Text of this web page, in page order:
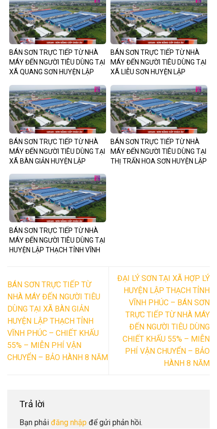
BÁN SƠN TRỰC TIẾP TỪ NHÀ
MÁY ĐẾN NGƯỜI TIÊU DÙNG TẠI
XÃ QUANG SƠN HUYỆN LẬP
CHIẾT KHẤU 55% – MIỄN PHÍ
VẬN CHUYỂN – BẢO HÀNH 8
NĂM
BÁN SƠN TRỰC TIẾP TỪ NHÀ
MÁY ĐẾN NGƯỜI TIÊU DÙNG TẠI
XÃ LIỄU SƠN HUYỆN LẬP
CHIẾT KHẤU 55% – MIỄN PHÍ
VẬN CHUYỂN – BẢO HÀNH 8
NĂM
BÁN SƠN TRỰC TIẾP TỪ NHÀ
MÁY ĐẾN NGƯỜI TIÊU DÙNG TẠI
XÃ BÀN GIẢN HUYỆN LẬP
CHIẾT KHẤU 55% – MIỄN PHÍ
VẬN CHUYỂN – BẢO HÀNH 8
NĂM
BÁN SƠN TRỰC TIẾP TỪ NHÀ
MÁY ĐẾN NGƯỜI TIÊU DÙNG TẠI
THỊ TRẤN HOA SƠN HUYỆN LẬP
BÁN SƠN TRỰC TIẾP TỪ NHÀ
MÁY ĐẾN NGƯỜI TIÊU DÙNG TẠI
HUYỆN LẬP THẠCH TỈNH VĨNH
HÀNH 8 NĂM
BÁN SƠN TRỰC TIẾP TỪ
NHÀ MÁY ĐẾN NGƯỜI TIÊU
DÙNG TẠI XÃ BÀN GIẢN
HUYỆN LẬP THẠCH TỈNH
VĨNH PHÚC – CHIẾT KHẤU
55% – MIỄN PHÍ VẬN
CHUYỂN – BẢO HÀNH 8 NĂM
ĐẠI LÝ SƠN TẠI XÃ HỢP LÝ
HUYỆN LẬP THẠCH TỈNH
VĨNH PHÚC – BÁN SƠN
TRỰC TIẾP TỪ NHÀ MÁY
ĐẾN NGƯỜI TIÊU DÙNG
CHIẾT KHẤU 55% – MIỄN
PHÍ VẬN CHUYỂN – BẢO
HÀNH 8 NĂM
Trả lời
Bạn phải đăng nhập để gửi phản hồi.